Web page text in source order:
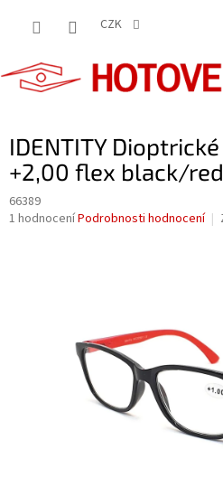
CZK
IDENTITY
+2,00 flex black/red
66389
Průměrné
1 hodnoceníPodrobnosti hodnocení